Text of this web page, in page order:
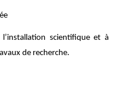
scientifique et à
de recherche.